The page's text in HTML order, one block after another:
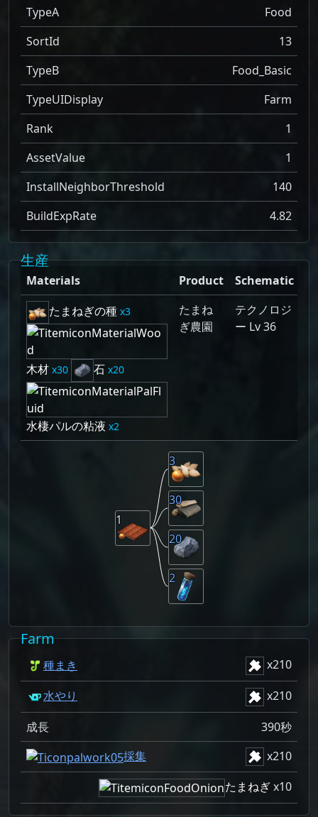
TypeA
Food
SortId
13
TypeB
Food_Basic
TypeUIDisplay
Farm
Rank
1
AssetValue
1
InstallNeighborThreshold
140
BuildExpRate
4.82
生産
Materials Product
Schematic
たまねぎの種 3
木材 30 石 20
水棲パルの粘液 2
たまね
ぎ農園
テクノロジ
ー Lv 36
2
20
30
3
1
Farm
種まき x210
水やり x210
成長
390秒
採集
x210
たまねぎx10